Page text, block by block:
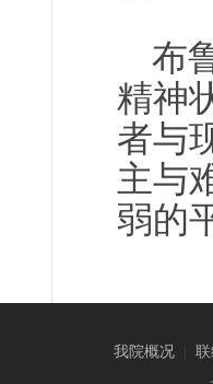
布
精神
者与
主与
弱的
我院概况